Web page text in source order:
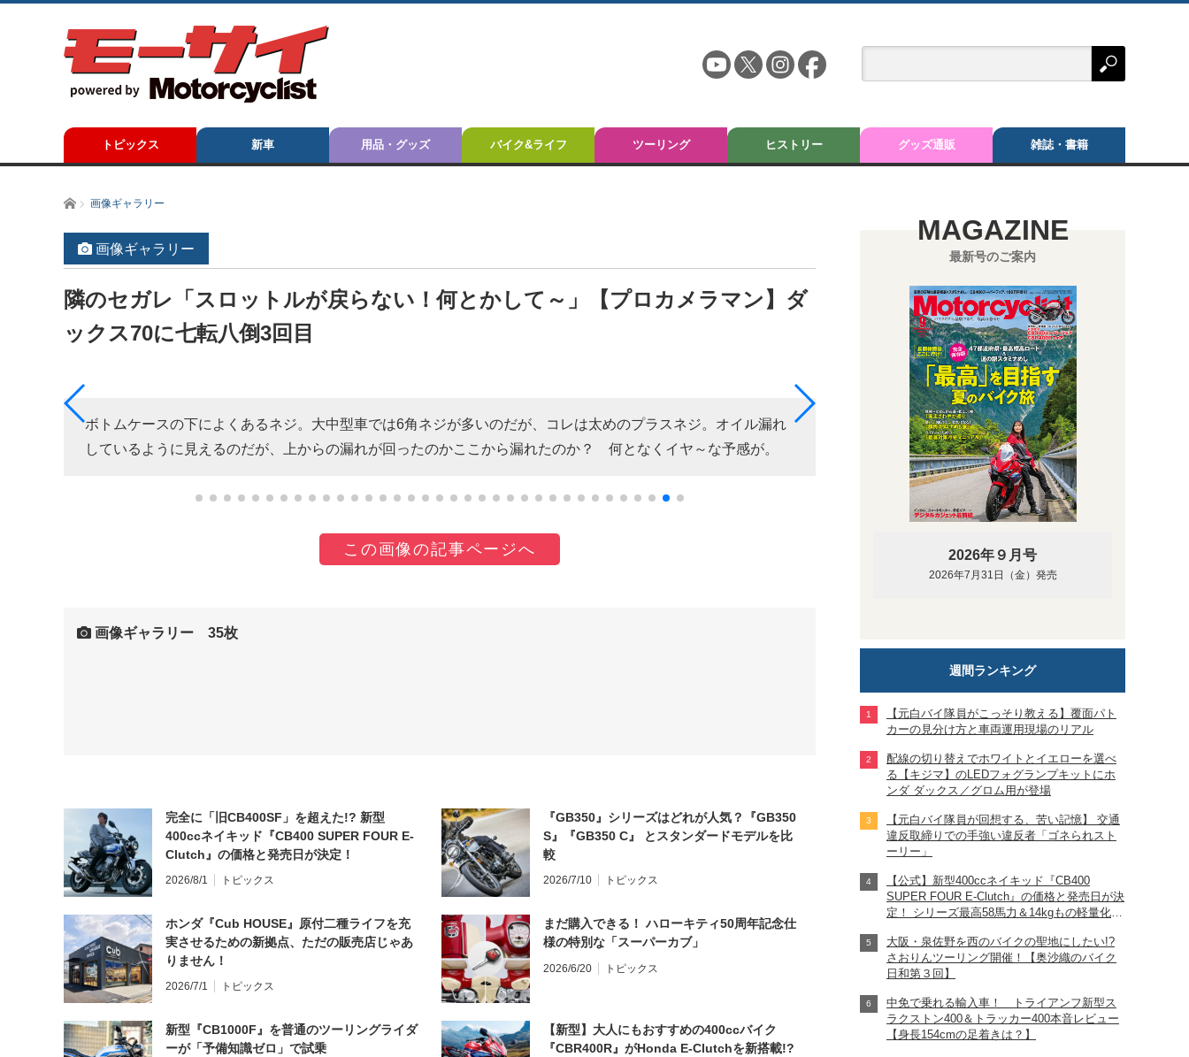
トピックス 新車 用品・グッズ バイク&ライフ ツーリング ヒストリー グッズ通販 雑誌・書籍
ホーム画像ギャラリー
画像ギャラリー
隣のセガレ「スロットルが戻らない！何とかして～」【プロカメラマン】ダ
ックス70に七転八倒3回目
ボトムケースの下によくあるネジ。大中型車では6角ネジが多いのだが、コレは太めのプラスネジ。オイル漏れ
しているように見えるのだが、上からの漏れが回ったのかここから漏れたのか？ 何となくイヤ～な予感が。
左右にワイヤーを動かしてスロットル操作をする構
清掃、研磨にも励んでみたが!?
この画像の記事ページへ
画像ギャラリー 35枚
完全に「旧CB400SF」を超えた!? 新型
400ccネイキッド『CB400 SUPER FOUR E-
Clutch』の価格と発売日が決定！
2026/8/1 トピックス
『GB350』シリーズはどれが人気？『GB350
S』『GB350 C』 とスタンダードモデルを比
較
2026/7/10 トピックス
ホンダ『Cub HOUSE』原付二種ライフを充
実させるための新拠点、ただの販売店じゃあ
りません！
2026/7/1 トピックス
まだ購入できる！ ハローキティ50周年記念仕
様の特別な「スーパーカブ」
2026/6/20 トピックス
新型『CB1000F』を普通のツーリングライダ
ーが「予備知識ゼロ」で試乗
【新型】大人にもおすすめの400ccバイク
『CBR400R』がHonda E-Clutchを新搭載!?
MAGAZINE
最新号のご案内
2026年９月号
2026年7月31日（金）発売
週間ランキング
【元白バイ隊員がこっそり教える】覆面パト
カーの見分け方と車両運用現場のリアル
配線の切り替えでホワイトとイエローを選べ
る【キジマ】のLEDフォグランプキットにホ
ンダ ダックス／グロム用が登場
【元白バイ隊員が回想する、苦い記憶】 交通
違反取締りでの手強い違反者「ゴネられスト
ーリー」
【公式】新型400ccネイキッド『CB400
SUPER FOUR E-Clutch』の価格と発売日が決
定！ シリーズ最高58馬力＆14kgもの軽量化!?
【Honda2026新車ニュース】
大阪・泉佐野を西のバイクの聖地にしたい!?
さおりんツーリング開催！【奥沙織のバイク
日和第３回】
中免で乗れる輸入車！ トライアンフ新型ス
ラクストン400＆トラッカー400本音レビュー
【身長154cmの足着きは？】